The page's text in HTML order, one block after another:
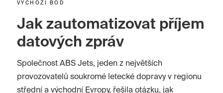
VÝCHOZÍ BOD
Jak zautomatizovat příjem
datových zpráv
Společnost ABS Jets, jeden z největších
provozovatelů soukromé letecké dopravy v regionu
střední a východní Evropy, řešila otázku, jak